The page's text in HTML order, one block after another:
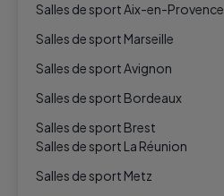
Salles de sport Aix-en-Provence
Salles de sport Marseille
Salles de sport Avignon
Salles de sport Bordeaux
Salles de sport Brest
Salles de sport La Réunion
Salles de sport Metz